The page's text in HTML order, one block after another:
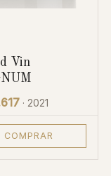
Vin
· 2021
COMPRAR